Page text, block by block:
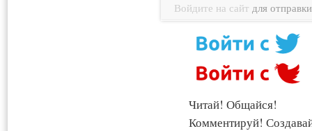
Войдите на сайт для
Читай! Общайся!
Комментируй!